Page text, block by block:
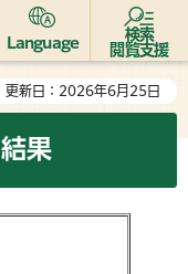
Language
検索
閲覧支援
更新日：2026年6月25日
果